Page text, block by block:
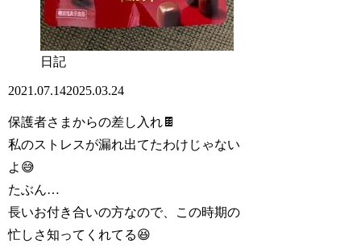
日記
2021.07.142025.03.24
保護者さまからの差し入れ🍫
私のストレスが漏れ出てたわけじゃない
よ😅
たぶん…
長いお付き合いの方なので、この時期の
忙しさ知ってくれてる😆